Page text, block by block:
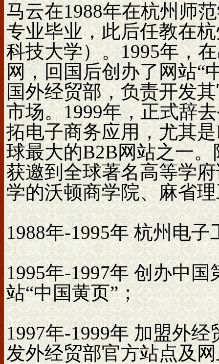
马云在1988年在杭州师
专业毕业，此后任教在
科技大学）。1995年，
网，回国后创办了网站“
国外经贸部，负责开发
市场。1999年，正式辞
拓电子商务应用，尤其
球最大的B2B网站之一
获邀到全球著名高等学
学的沃顿商学院、麻省
1988年-1995年 杭州电
1995年-1997年 创办中
站“中国黄页”；
1997年-1999年 加盟外
发外经贸部官方站点及